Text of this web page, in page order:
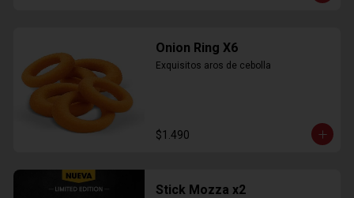
Onion Ring X6
Exquisitos aros de cebolla
$1.490
Stick Mozza x2